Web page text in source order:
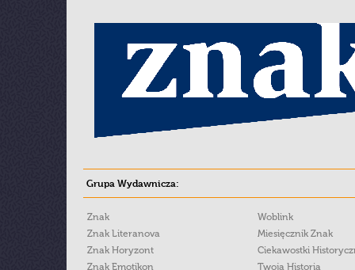
Grupa Wydawnicza:
Znak
Znak Literanova
Znak Horyzont
Znak Emotikon
Woblink
Miesięcznik Znak
Ciekawostki
Twoja Historia